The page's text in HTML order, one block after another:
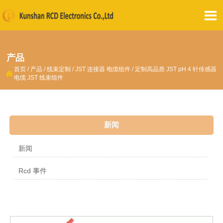

产品
 首页 / 产品 /线束定制 /JST 连接器 电缆组件 / 定制高品质 JST pH 4 针传感器
电缆 JST 线束组件
新闻
新闻
Rcd 事件